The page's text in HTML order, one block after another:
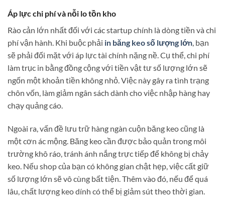
Áp lực chi phí và nỗi lo tồn kho
Rào cản lớn nhất đối với các startup chính là dòng tiền và chi
phí vận hành. Khi buộc phải in băng keo số lượng lớn, bạn
sẽ phải đối mặt với áp lực tài chính nặng nề. Cụ thể, chi phí
làm trục in bằng đồng cộng với tiền vật tư số lượng lớn sẽ
ngốn một khoản tiền không nhỏ. Việc này gây ra tình trạng
chôn vốn, làm giảm ngân sách dành cho việc nhập hàng hay
chạy quảng cáo.
Ngoài ra, vấn đề lưu trữ hàng ngàn cuộn băng keo cũng là
một cơn ác mộng. Băng keo cần được bảo quản trong môi
trường khô ráo, tránh ánh nắng trực tiếp để không bị chảy
keo. Nếu shop của bạn có không gian chật hẹp, việc cất giữ
số lượng lớn sẽ vô cùng bất tiện. Thêm vào đó, nếu để quá
lâu, chất lượng keo dính có thể bị giảm sút theo thời gian.